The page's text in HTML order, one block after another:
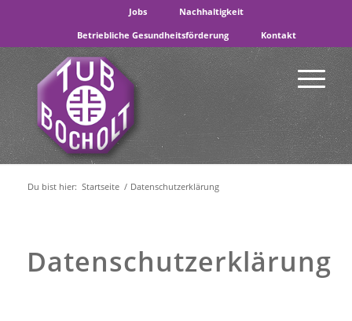
Jobs
Nachhaltigkeit
Betriebliche Gesundheitsförderung
Kontakt
Du bist hier: Startseite / Datenschutzerklärung
Datenschutzerklärung